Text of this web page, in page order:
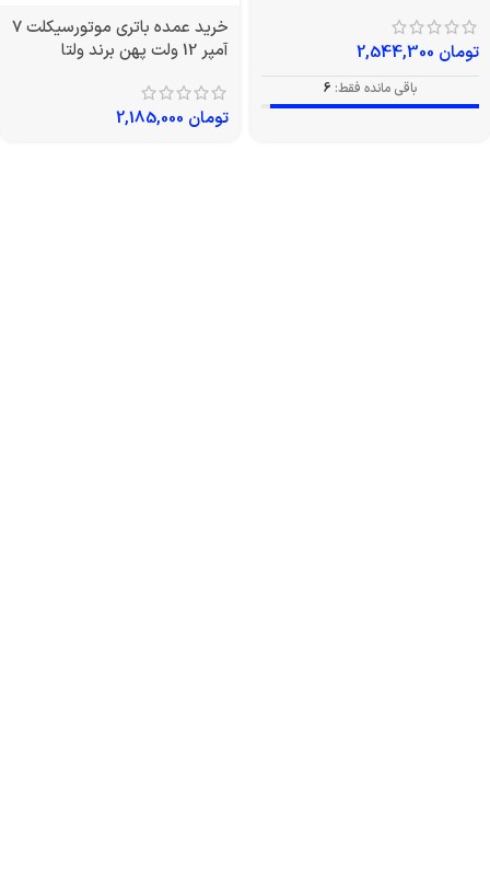
تومان
باقی مانده فقط: 6
خرید عمده باتری موتورسیکلت 7
آمپر 12 ولت پهن برند ولتا
تومان